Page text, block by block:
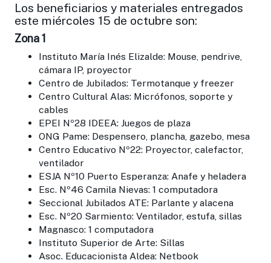
Los beneficiarios y materiales entregados
este miércoles 15 de octubre son:
Zona 1
Instituto María Inés Elizalde: Mouse, pendrive,
cámara IP, proyector
Centro de Jubilados: Termotanque y freezer
Centro Cultural Alas: Micrófonos, soporte y
cables
EPEI Nº28 IDEEA: Juegos de plaza
ONG Pame: Despensero, plancha, gazebo, mesa
Centro Educativo Nº22: Proyector, calefactor,
ventilador
ESJA Nº10 Puerto Esperanza: Anafe y heladera
Esc. Nº46 Camila Nievas: 1 computadora
Seccional Jubilados ATE: Parlante y alacena
Esc. Nº20 Sarmiento: Ventilador, estufa, sillas
Magnasco: 1 computadora
Instituto Superior de Arte: Sillas
Asoc. Educacionista Aldea: Netbook